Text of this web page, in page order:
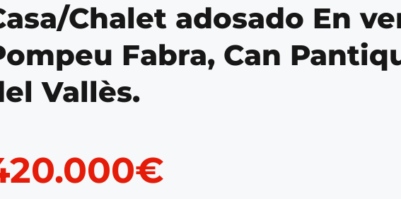
Chalet adosado En
Fabra, Can
Vallès.
€